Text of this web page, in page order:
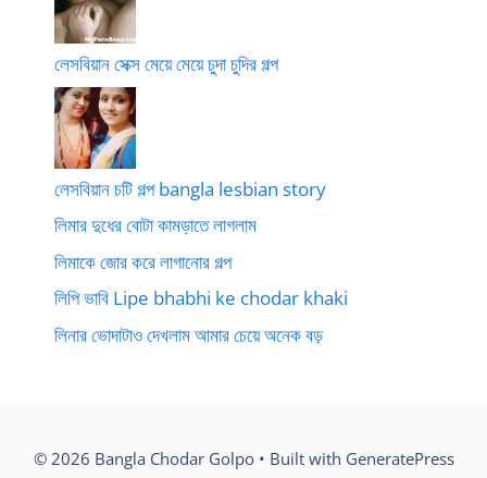
লেসবিয়ান সেক্স মেয়ে মেয়ে চুদা চুদির গল্প
লেসবিয়ান চটি গল্প bangla lesbian story
লিমার দুধের বোটা কামড়াতে লাগলাম
লিমাকে জোর করে লাগানোর গল্প
লিপি ভাবি Lipe bhabhi ke chodar khaki
লিনার ভোদাটাও দেখলাম আমার চেয়ে অনেক বড়
© 2026 Bangla Chodar Golpo• Built with GeneratePress